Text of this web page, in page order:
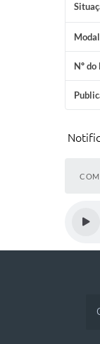
Nº do